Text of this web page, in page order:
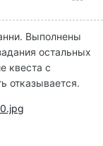
Выполнены
остальных
квеста с
отказывается.